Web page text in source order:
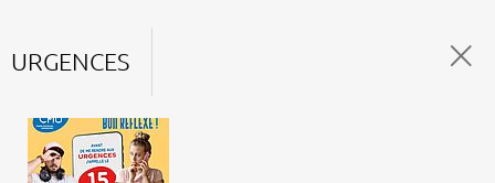
URGENCES